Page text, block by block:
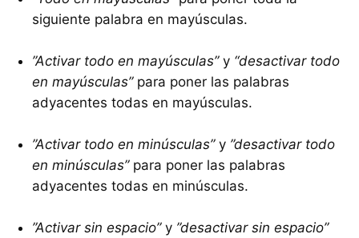
siguiente palabra en mayúsculas.
”Activar todo en mayúsculas”y “desactivar todo
en mayúsculas”para poner las palabras
adyacentes todas en mayúsculas.
”Activar todo en minúsculas”y ”desactivar todo
en minúsculas”para poner las palabras
adyacentes todas en minúsculas.
”Activar sin espacio”y ”desactivar sin espacio”